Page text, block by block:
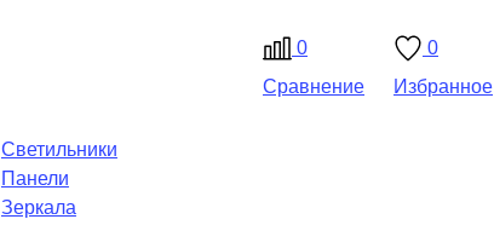
0
Сравнение
0
Избранное
Светильники
Панели
Зеркала